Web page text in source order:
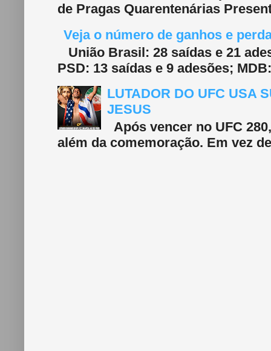
de Pragas Quarentenárias
Veja o número de ganhos e
União Brasil: 28 saídas e 21
PSD: 13 saídas e 9 adesões;
LUTADOR DO UFC USA
JESUS
Após vencer no UFC
além da comemoração. Em vez